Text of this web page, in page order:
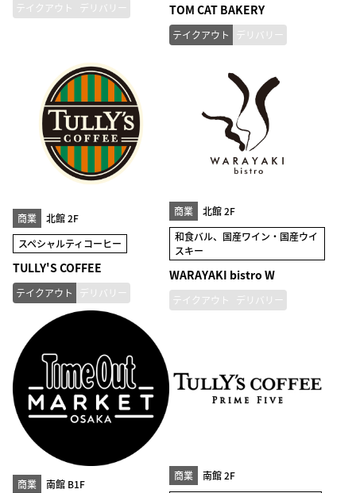
テイクアウト デリバリー TOM CAT BAKERY
テイクアウト デリバリー
商業
北館 2F
スペシャルティコーヒー
TULLY'S COFFEE
テイクアウト デリバリー
商業
北館 2F
和食バル、国産ワイン・国産ウイ
スキー
WARAYAKI bistro W
テイクアウト デリバリー
商業
南館 B1F
商業
南館 2F